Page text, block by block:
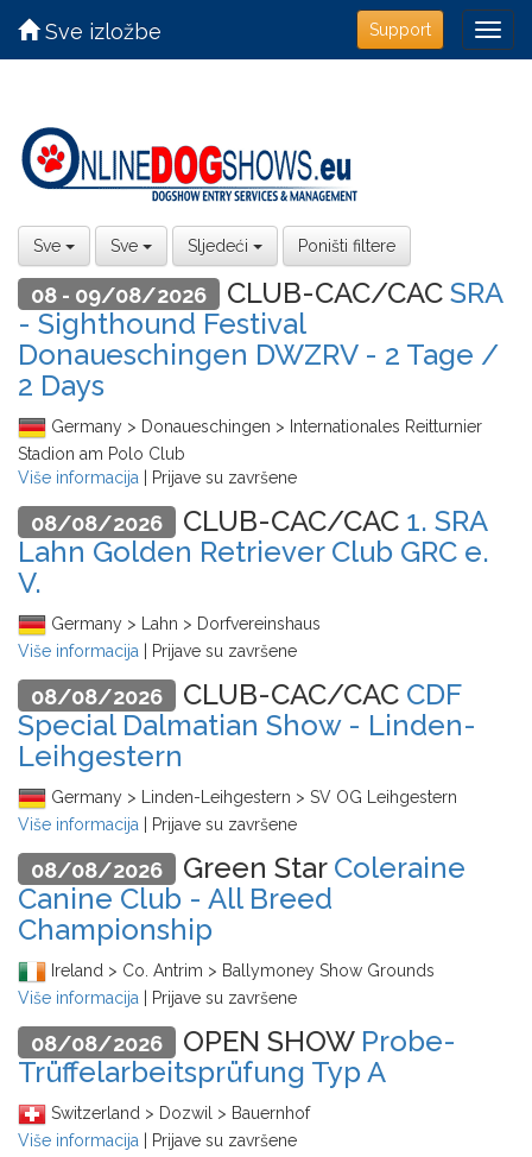
Support
Sve izložbe
Sve Sve Sljedeći Poništi filtere
08 - 09/08/2026 CLUB-CAC/CAC SRA
- Sighthound Festival
Donaueschingen DWZRV - 2 Tage /
2 Days
Germany > Donaueschingen > Internationales Reitturnier
Stadion am Polo Club
Više informacija
| Prijave su završene
08/08/2026 CLUB-CAC/CAC 1. SRA
Lahn Golden Retriever Club GRC e.
V.
Germany > Lahn > Dorfvereinshaus
Više informacija
| Prijave su završene
08/08/2026 CLUB-CAC/CAC CDF
Special Dalmatian Show - Linden-
Leihgestern
Germany > Linden-Leihgestern > SV OG Leihgestern
Više informacija
| Prijave su završene
08/08/2026 Green Star Coleraine
Canine Club - All Breed
Championship
Ireland > Co. Antrim > Ballymoney Show Grounds
Više informacija
| Prijave su završene
08/08/2026 OPEN SHOW Probe-
Trüffelarbeitsprüfung Typ A
Switzerland > Dozwil > Bauernhof
Više informacija
| Prijave su završene